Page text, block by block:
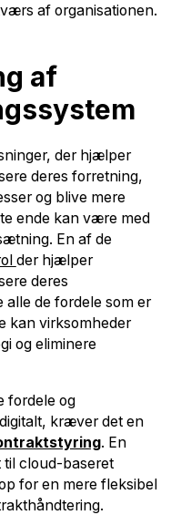
af organisationen.
af
der hjælper
deres forretning,
og blive mere
ende kan være med
En af de
der hjælper
deres
de fordele som er
kan virksomheder
og eliminere
fordele og
kræver det en
. En
til cloud-baseret
for en mere fleksibel